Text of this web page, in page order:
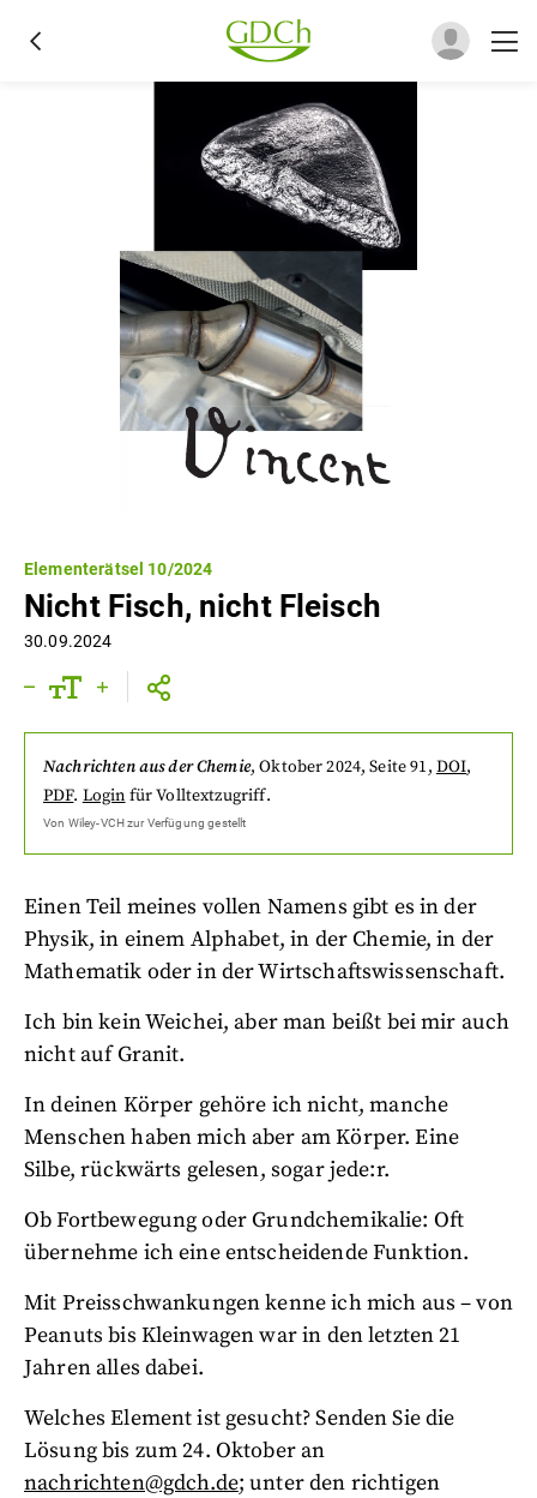
Elementerätsel 10/2024
Nicht Fisch, nicht Fleisch
30.09.2024
Nachrichten aus der Chemie,Oktober 2024, Seite 91, DOI,
PDF. Login für Volltextzugriff.
Von Wiley-VCHzur Verfügung gestellt
Einen Teil meines vollen Namens gibt es in der
Physik, in einem Alphabet, in der Chemie, in der
Mathematik oder in der Wirtschaftswissenschaft.
Ich bin kein Weichei, aber man beißt bei mir auch
nicht auf Granit.
In deinen Körper gehöre ich nicht, manche
Menschen haben mich aber am Körper. Eine
Silbe, rückwärts gelesen, sogar jede:r.
Ob Fortbewegung oder Grundchemikalie: Oft
übernehme ich eine entscheidende Funktion.
Mit Preisschwankungen kenne ich mich aus – von
Peanuts bis Kleinwagen war in den letzten 21
Jahren alles dabei.
Welches Element ist gesucht? Senden Sie die
Lösung bis zum 24. Oktober an
nachrichten@gdch.de; unter den richtigen